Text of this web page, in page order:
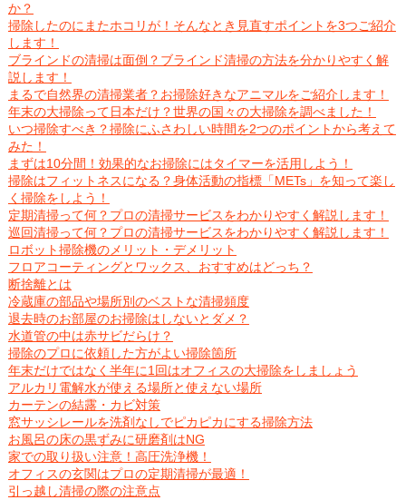
か？
掃除したのにまたホコリが！そんなとき見直すポイントを3つご紹介
します！
ブラインドの清掃は面倒？ブラインド清掃の方法を分かりやすく解
説します！
まるで自然界の清掃業者？お掃除好きなアニマルをご紹介します！
年末の大掃除って日本だけ？世界の国々の大掃除を調べました！
いつ掃除すべき？掃除にふさわしい時間を2つのポイントから考えて
みた！
まずは10分間！効果的なお掃除にはタイマーを活用しよう！
掃除はフィットネスになる？身体活動の指標「METs」を知って楽し
く掃除をしよう！
定期清掃って何？プロの清掃サービスをわかりやすく解説します！
巡回清掃って何？プロの清掃サービスをわかりやすく解説します！
ロボット掃除機のメリット・デメリット
フロアコーティングとワックス、おすすめはどっち？
断捨離とは
冷蔵庫の部品や場所別のベストな清掃頻度
退去時のお部屋のお掃除はしないとダメ？
水道管の中は赤サビだらけ？
掃除のプロに依頼した方がよい掃除箇所
年末だけではなく半年に1回はオフィスの大掃除をしましょう
アルカリ電解水が使える場所と使えない場所
カーテンの結露・カビ対策
窓サッシレールを洗剤なしでピカピカにする掃除方法
お風呂の床の黒ずみに研磨剤はNG
家での取り扱い注意！高圧洗浄機！
オフィスの玄関はプロの定期清掃が最適！
引っ越し清掃の際の注意点